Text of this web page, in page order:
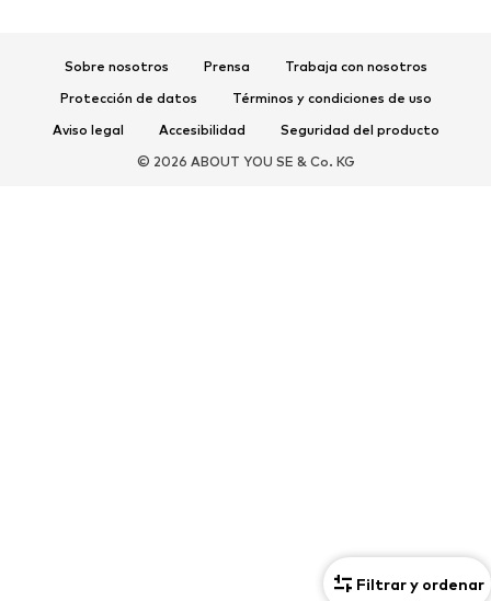
Filtrar y ordenar
Zapatillas de casa
Exclusivo
Sobre nosotros Prensa
Trabaja con nosotros
Protección de datos
Términos y condiciones de uso
Aviso legal
Accesibilidad
Seguridad del producto
© 2026 ABOUT YOU SE & Co. KG